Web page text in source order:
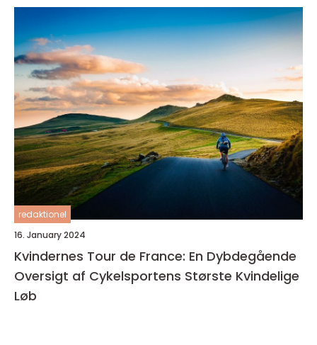
redaktionel
16. January 2024
Kvindernes Tour de France: En Dybdegående
Oversigt af Cykelsportens Største Kvindelige
Løb